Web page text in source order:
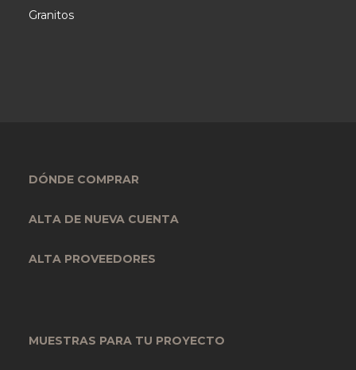
Granitos
DÓNDE COMPRAR
ALTA DE NUEVA CUENTA
ALTA PROVEEDORES
MUESTRAS PARA TU PROYECTO